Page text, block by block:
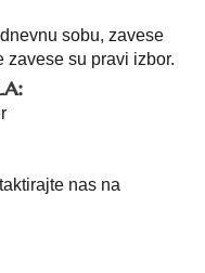
sobu, zavese
zavese su pravi izbor.
nas na